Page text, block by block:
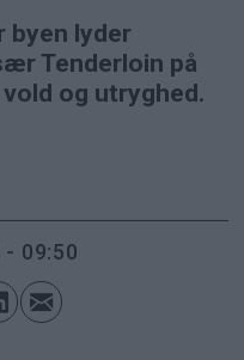
byen lyder
Tenderloin på
og utryghed.
- 09:50